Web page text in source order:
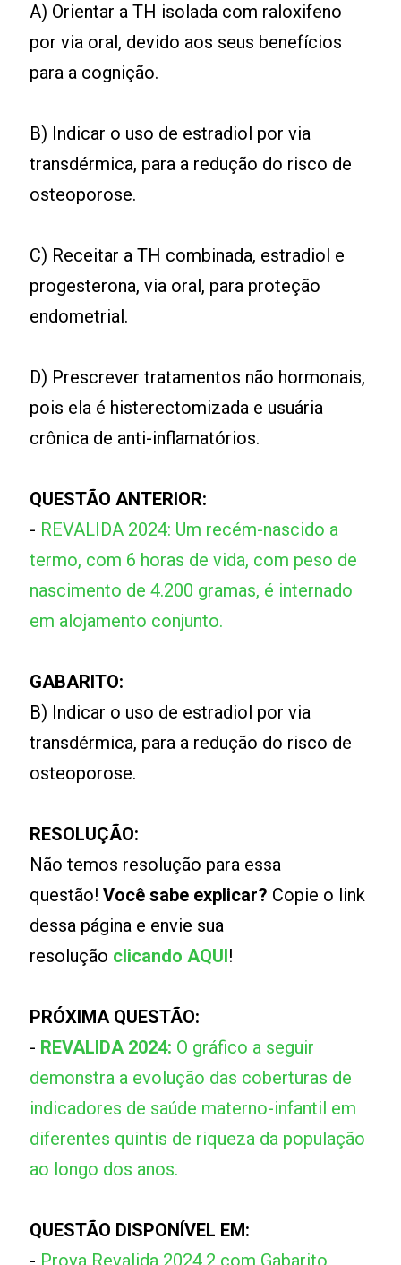
A) Orientar a TH isolada com raloxifeno
por via oral, devido aos seus benefícios
para a cognição.
B) Indicar o uso de estradiol por via
transdérmica, para a redução do risco de
osteoporose.
C) Receitar a TH combinada, estradiol e
progesterona, via oral, para proteção
endometrial.
D) Prescrever tratamentos não hormonais,
pois ela é histerectomizada e usuária
crônica de anti-inflamatórios.
QUESTÃO ANTERIOR:
- REVALIDA 2024: Um recém-nascido a
termo, com 6 horas de vida, com peso de
nascimento de 4.200 gramas, é internado
em alojamento conjunto.
GABARITO:
B) Indicar o uso de estradiol por via
transdérmica, para a redução do risco de
osteoporose.
RESOLUÇÃO:
Não temos resolução para essa
questão!Você sabe explicar? Copie o link
dessa página e envie sua
resolução clicando AQUI!
PRÓXIMA QUESTÃO:
- REVALIDA 2024: O gráfico a seguir
demonstra a evolução das coberturas de
indicadores de saúde materno-infantil em
diferentes quintis de riqueza da população
ao longo dos anos.
QUESTÃO DISPONÍVEL EM: